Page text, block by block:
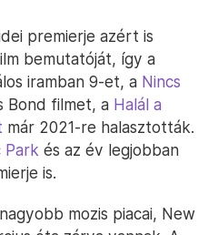
premierje azért is
bemutatóját, így a
iramban 9-et, a Nincs
Bond filmet, a Halál a
már 2021-re halasztották.
Park és az év legjobban
is.
mozis piacai, New